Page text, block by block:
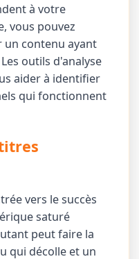
à votre
vous pouvez
contenu ayant
outils d'analyse
aider à identifier
qui fonctionnent
vers le succès
saturé
peut faire la
qui décolle et un